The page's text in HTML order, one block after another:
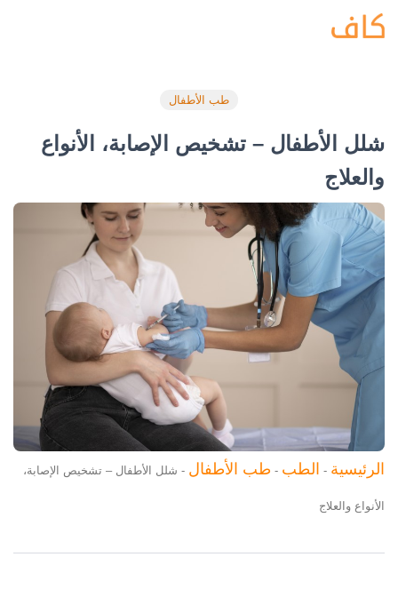
طب الأطفال
شلل الأطفال – تشخيص الإصابة، الأنواع
والعلاج
الرئيسية - الطب - طب الأطفال - شلل الأطفال – تشخيص الإصابة،
الأنواع والعلاج